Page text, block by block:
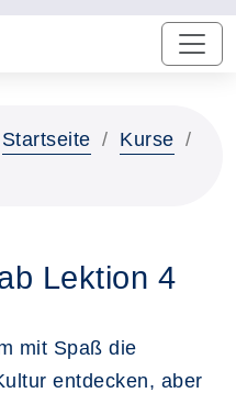
Startseite
Kurse
Lektion 4
mit Spaß die
entdecken, aber